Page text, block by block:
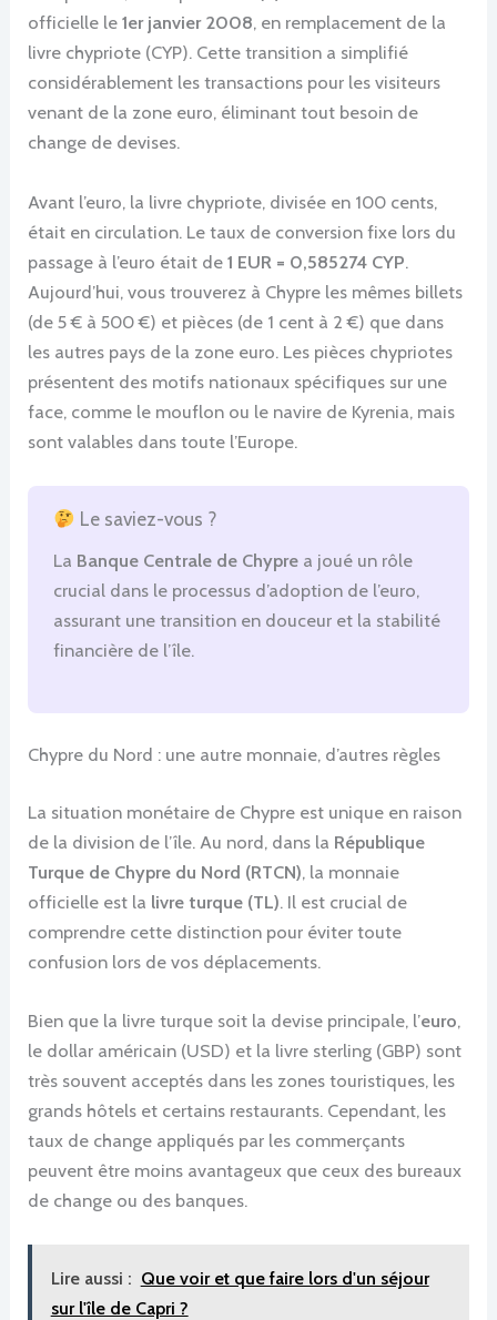
officielle le1er janvier 2008, en remplacement de la
livre chypriote (CYP). Cette transition a simplifié
considérablement les transactions pour les visiteurs
venant de la zone euro, éliminant tout besoin de
change de devises.
Avant l’euro, la livre chypriote, divisée en 100 cents,
était en circulation. Le taux de conversion fixe lors du
passage à l’euro était de1 EUR = 0,585274 CYP.
Aujourd’hui, vous trouverez à Chypre les mêmes billets
(de 5 € à 500 €) et pièces (de 1 cent à 2 €) que dans
les autres pays de la zone euro. Les pièces chypriotes
présentent des motifs nationaux spécifiques sur une
face, comme le mouflon ou le navire de Kyrenia, mais
sont valables dans toute l’Europe.
Le saviez-vous ?
La Banque Centrale de Chypre a joué un rôle
crucial dans le processus d’adoption de l’euro,
assurant une transition en douceur et la stabilité
financière de l’île.
Chypre du Nord : une autre monnaie, d’autres règles
La situation monétaire de Chypre est unique en raison
de la division de l’île. Au nord, dans la République
Turque de Chypre du Nord (RTCN), la monnaie
officielle est la livre turque (TL). Il est crucial de
comprendre cette distinction pour éviter toute
confusion lors de vos déplacements.
Bien que la livre turque soit la devise principale, l’euro,
le dollar américain (USD) et la livre sterling (GBP) sont
très souvent acceptés dans les zones touristiques, les
grands hôtels et certains restaurants. Cependant, les
taux de change appliqués par les commerçants
peuvent être moins avantageux que ceux des bureaux
de change ou des banques.
Lire aussi : Que voir et que faire lors d'un séjour
sur l'île de Capri ?